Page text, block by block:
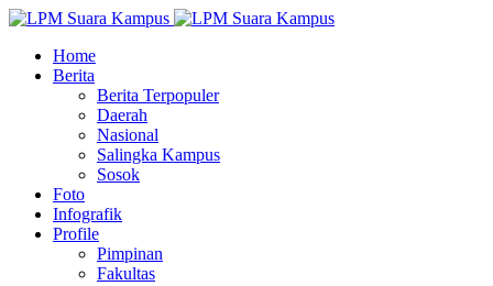
Home
Berita
Berita Terpopuler
Daerah
Nasional
Salingka Kampus
Sosok
Foto
Infografik
Profile
Pimpinan
Fakultas